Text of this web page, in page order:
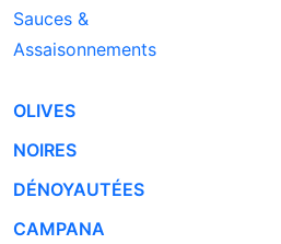
Sauces &
Assaisonnements
OLIVES
NOIRES
DÉNOYAUTÉES
CAMPANA